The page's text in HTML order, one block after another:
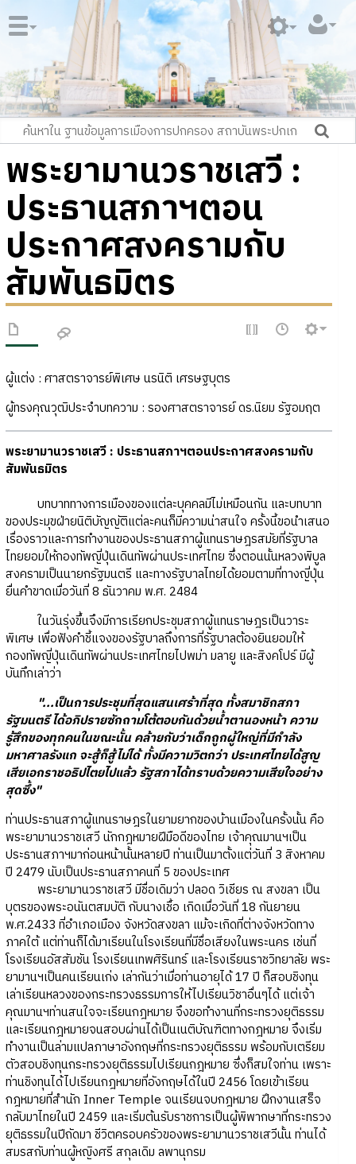
พระยามานวราชเสวี :
ประธานสภาฯตอน
ประกาศสงครามกับ
สัมพันธมิตร
ผู้แต่ง : ศาสตราจารย์พิเศษ นรนิติ เศรษฐบุตร
ผู้ทรงคุณวุฒิประจำบทความ : รองศาสตราจารย์ ดร.นิยม รัฐอมฤต
พระยามานวราชเสวี : ประธานสภาฯตอนประกาศสงครามกับ
สัมพันธมิตร
บทบาททางการเมืองของแต่ละบุคคลมีไม่เหมือนกัน และบทบาท
ของประมุขฝ่ายนิติบัญญัติแต่ละคนก็มีความน่าสนใจ ครั้งนี้ขอนำเสนอ
เรื่องราวและการทำงานของประธานสภาผู้แทนราษฎรสมัยที่รัฐบาล
ไทยยอมให้กองทัพญี่ปุ่นเดินทัพผ่านประเทศไทย ซึ่งตอนนั้นหลวงพิบูล
สงครามเป็นนายกรัฐมนตรี และทางรัฐบาลไทยได้ยอมตามที่ทางญี่ปุ่น
ยื่นคำขาดเมื่อวันที่ 8 ธันวาคม พ.ศ. 2484
ในวันรุ่งขึ้นจึงมีการเรียกประชุมสภาผู้แทนราษฎรเป็นวาระ
พิเศษ เพื่อฟังคำชี้แจงของรัฐบาลถึงการที่รัฐบาลต้องยินยอมให้
กองทัพญี่ปุ่นเดินทัพผ่านประเทศไทยไปพม่า มลายู และสิงคโปร์ มีผู้
บันทึกเล่าว่า
"...เป็นการประชุมที่สุดแสนเศร้าที่สุด ทั้งสมาชิกสภา
รัฐมนตรี ได้อภิปรายซักถามโต้ตอบกันด้วยน้ำตานองหน้า ความ
รู้สึกของทุกคนในขณะนั้น คล้ายกับว่าเด็กถูกผู้ใหญ่ที่มีกำลัง
มหาศาลรังแก จะสู้ก็สู้ไม่ได้ ทั้งมีความวิตกว่า ประเทศไทยได้สูญ
เสียเอกราชอธิปไตยไปแล้ว รัฐสภาได้ทราบด้วยความเสียใจอย่าง
สุดซึ้ง"
ท่านประธานสภาผู้แทนราษฎรในยามยากของบ้านเมืองในครั้งนั้น คือ
พระยามานวราชเสวี นักกฎหมายฝีมือดีของไทย เจ้าคุณมานฯเป็น
ประธานสภาฯมาก่อนหน้านั้นหลายปี ท่านเป็นมาตั้งแต่วันที่ 3 สิงหาคม
ปี 2479 นับเป็นประธานสภาคนที่ 5 ของประเทศ
พระยามานวราชเสวี มีชื่อเดิมว่า ปลอด วิเชียร ณ สงขลา เป็น
บุตรของพระอนันตสมบัติ กับนางเชื้อ เกิดเมื่อวันที่ 18 กันยายน
พ.ศ.2433 ที่อำเภอเมือง จังหวัดสงขลา แม้จะเกิดที่ต่างจังหวัดทาง
ภาคใต้ แต่ท่านก็ได้มาเรียนในโรงเรียนที่มีชื่อเสียงในพระนคร เช่นที่
โรงเรียนอัสสัมชัน โรงเรียนเทพศิรินทร์ และโรงเรียนราชวิทยาลัย พระ
ยามานฯเป็นคนเรียนเก่ง เล่ากันว่าเมื่อท่านอายุได้ 17 ปี ก็สอบชิงทุน
เล่าเรียนหลวงของกระทรวงธรรมการให้ไปเรียนวิชาอื่นๆได้ แต่เจ้า
คุณมานฯท่านสนใจจะเรียนกฎหมาย จึงขอทำงานที่กระทรวงยุติธรรม
และเรียนกฎหมายจนสอบผ่านได้เป็นเนติบัณฑิตทางกฎหมาย จึงเริ่ม
ทำงานเป็นล่ามแปลภาษาอังกฤษที่กระทรวงยุติธรรม พร้อมกับเตรียม
ตัวสอบชิงทุนกระทรวงยุติธรรมไปเรียนกฎหมาย ซึ่งก็สมใจท่าน เพราะ
ท่านชิงทุนได้ไปเรียนกฎหมายที่อังกฤษได้ในปี 2456 โดยเข้าเรียน
กฎหมายที่สำนัก Inner Temple จนเรียนจบกฎหมาย ฝึกงานเสร็จ
กลับมาไทยในปี 2459 และเริ่มต้นรับราชการเป็นผู้พิพากษาที่กระทรวง
ยุติธรรมในปีถัดมา ชีวิตครอบครัวของพระยามานวราชเสวีนั้น ท่านได้
สมรสกับท่านผู้หญิงศรี สกุลเดิม ลพานุกรม